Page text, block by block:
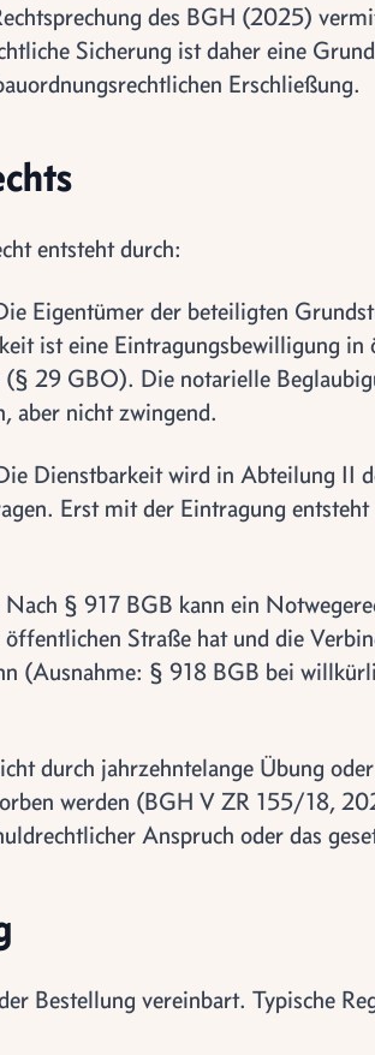
des BGH (2025)
Sicherung ist daher eine
Erschließung.
entsteht durch:
Eigentümer der beteiligten
ist eine Eintragungsbewilligung
29 GBO). Die notarielle
aber nicht zwingend.
Dienstbarkeit wird in Abteilung II
Erst mit der Eintragung
Nach § 917 BGB kann ein
Straße hat und die
(Ausnahme: § 918 BGB bei
durch jahrzehntelange Übung
werden (BGH V ZR 155/18,
Anspruch oder das
Bestellung vereinbart. Typische